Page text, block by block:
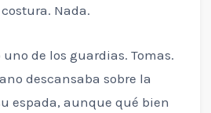
Nada.
uno de los guardias. Tomas.
descansaba sobre la
espada, aunque qué bien